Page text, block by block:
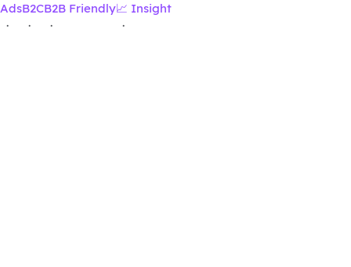
Ads
·
B2C
·
B2B Friendly
·
📈 Insight
·